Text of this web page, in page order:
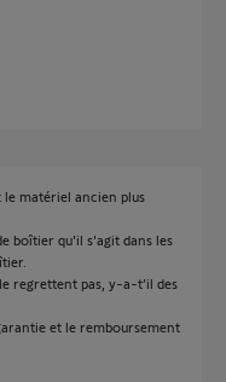
le matériel ancien plus
boîtier qu'il s'agit dans les
regrettent pas, y-a-t’il des
et le remboursement